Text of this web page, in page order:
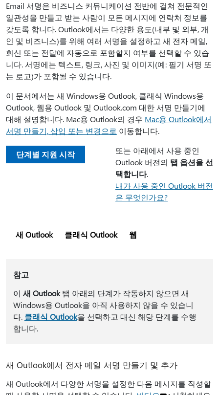
Email 서명은 비즈니스 커뮤니케이션 전반에 걸쳐 전문적인
일관성을 만들고 받는 사람이 모든 메시지에 연락처 정보를
갖도록 합니다. Outlook에서는 다양한 용도(내부 및 외부, 개
인 및 비즈니스)를 위해 여러 서명을 설정하고 새 전자 메일,
회신 또는 전달에 자동으로 포함할지 여부를 선택할 수 있습
니다. 서명에는 텍스트, 링크, 사진 및 이미지(예: 필기 서명 또
는 로고)가 포함될 수 있습니다.
이 문서에서는 새 Windows용 Outlook, 클래식 Windows용
Outlook, 웹용 Outlook 및 Outlook.com 대한 서명 만들기에
대해 설명합니다. Mac용 Outlook의 경우 Mac용 Outlook에서
서명 만들기, 삽입 또는 변경으로 이동합니다.
단계별 지원 시작
또는 아래에서 사용 중인
Outlook 버전의 탭 옵션을 선
택합니다.
내가 사용 중인 Outlook 버전
은 무엇인가요?
새 Outlook 클래식 Outlook 웹
참고
이 새 Outlook탭 아래의 단계가 작동하지 않으면 새
Windows용 Outlook을 아직 사용하지 않을 수 있습니
다. 클래식 Outlook을 선택하고 대신 해당 단계를 수행
합니다.
새 Outlook에서 전자 메일 서명 만들기 및 추가
새 Outlook에서 다양한 서명을 설정한 다음 메시지를 작성할